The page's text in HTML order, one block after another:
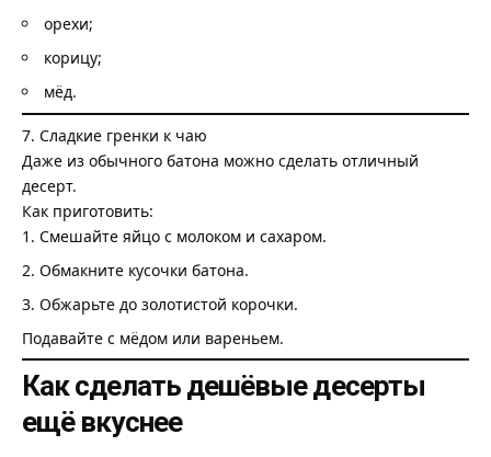
орехи;
корицу;
мёд.
7. Сладкие гренки к чаю
Даже из обычного батона можно сделать отличный
десерт.
Как приготовить:
Смешайте яйцо с молоком и сахаром.
Обмакните кусочки батона.
Обжарьте до золотистой корочки.
Подавайте с мёдом или вареньем.
Как сделать дешёвые десерты
ещё вкуснее